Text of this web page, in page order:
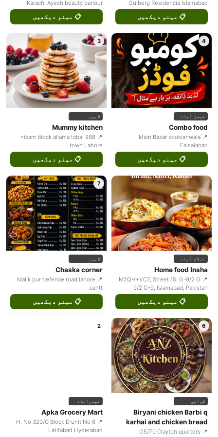
Gulberg Residencia Islamabad
📋 مینو دیکھیں
Karachi Ayesh beauty parlour
📋 مینو دیکھیں
4
فیصل آباد
Combo food
📍 Main Bazar kookianwala
Faisalabad
📋 مینو دیکھیں
3
لاہور
Mummy kitchen
📍 998 nizam block allama Iqbal
town Lahore
📋 مینو دیکھیں
اسلام آباد
Home food Insha
📍 M2QH+VC7, Street 15, G-9/2 G
9/2 G-9, Islamabad, Pakistan
📋 مینو دیکھیں
7
لاہور
Chaska corner
📍 Malik pur defence road lahore
cantt
📋 مینو دیکھیں
6
کراچی
Biryani chicken Barbi q
karhai and chicken bread
📍 G5/70 Clayton quarters
2
حیدرآباد
Apka Grocery Mart
📍 H. No 320/C Block D unit No 6
Latifabad Hyderabad